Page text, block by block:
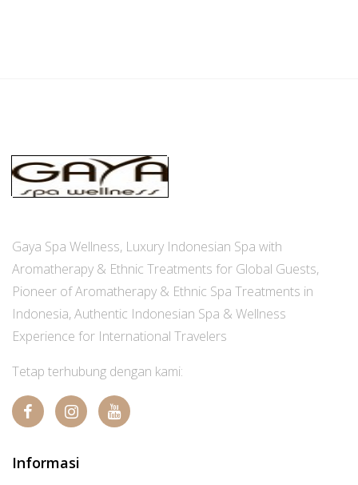
Gaya Spa Wellness, Luxury Indonesian Spa with
Aromatherapy & Ethnic Treatments for Global Guests,
Pioneer of Aromatherapy & Ethnic Spa Treatments in
Indonesia, Authentic Indonesian Spa & Wellness
Experience for International Travelers
Tetap terhubung dengan kami:
Informasi